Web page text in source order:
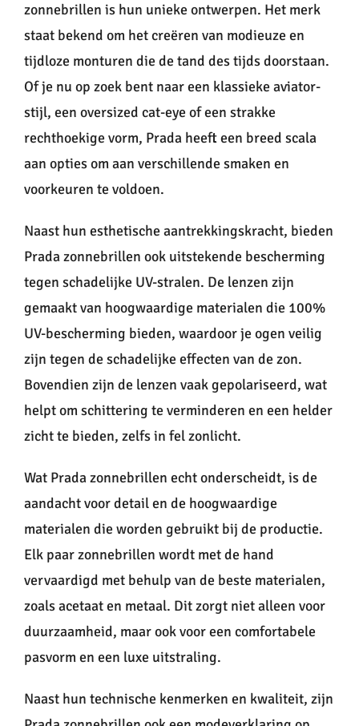
zonnebrillen is hun unieke ontwerpen. Het merk
staat bekend om het creëren van modieuze en
tijdloze monturen die de tand des tijds doorstaan.
Of je nu op zoek bent naar een klassieke aviator-
stijl, een oversized cat-eye of een strakke
rechthoekige vorm, Prada heeft een breed scala
aan opties om aan verschillende smaken en
voorkeuren te voldoen.
Naast hun esthetische aantrekkingskracht, bieden
Prada zonnebrillen ook uitstekende bescherming
tegen schadelijke UV-stralen. De lenzen zijn
gemaakt van hoogwaardige materialen die 100%
UV-bescherming bieden, waardoor je ogen veilig
zijn tegen de schadelijke effecten van de zon.
Bovendien zijn de lenzen vaak gepolariseerd, wat
helpt om schittering te verminderen en een helder
zicht te bieden, zelfs in fel zonlicht.
Wat Prada zonnebrillen echt onderscheidt, is de
aandacht voor detail en de hoogwaardige
materialen die worden gebruikt bij de productie.
Elk paar zonnebrillen wordt met de hand
vervaardigd met behulp van de beste materialen,
zoals acetaat en metaal. Dit zorgt niet alleen voor
duurzaamheid, maar ook voor een comfortabele
pasvorm en een luxe uitstraling.
Naast hun technische kenmerken en kwaliteit, zijn